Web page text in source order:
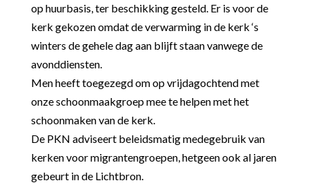
op huurbasis, ter beschikking gesteld. Er is voor de
kerk gekozen omdat de verwarming in de kerk ‘s
winters de gehele dag aan blijft staan vanwege de
avonddiensten.
Men heeft toegezegd om op vrijdagochtend met
onze schoonmaakgroep mee te helpen met het
schoonmaken van de kerk.
De PKN adviseert beleidsmatig medegebruik van
kerken voor migrantengroepen, hetgeen ook al jaren
gebeurt in de Lichtbron.